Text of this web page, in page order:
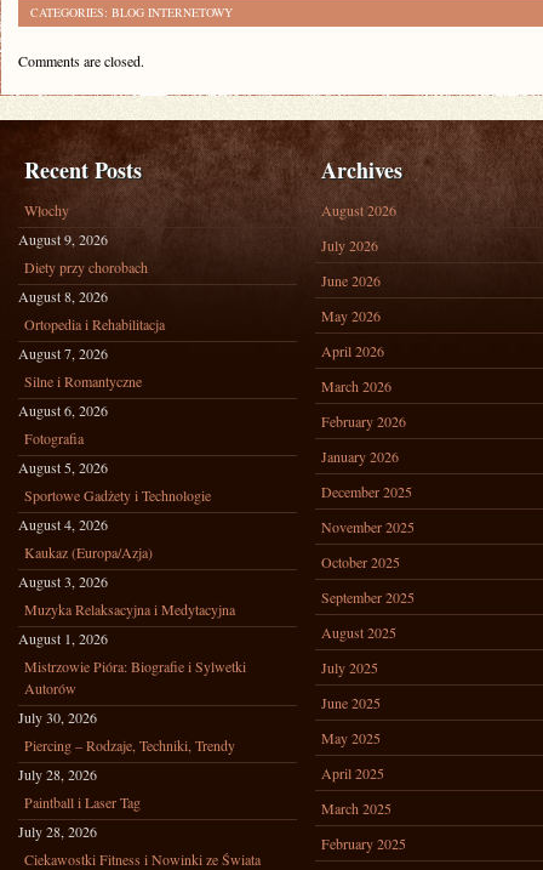
CATEGORIES: BLOG INTERNETOWY
Comments are closed.
Recent Posts
Włochy
August 9, 2026
Diety przy chorobach
August 8, 2026
Ortopedia i Rehabilitacja
August 7, 2026
Silne i Romantyczne
August 6, 2026
Fotografia
August 5, 2026
Sportowe Gadżety i Technologie
August 4, 2026
Kaukaz (Europa/Azja)
August 3, 2026
Muzyka Relaksacyjna i Medytacyjna
August 1, 2026
Mistrzowie Pióra: Biografie i Sylwetki
Autorów
July 30, 2026
Piercing – Rodzaje, Techniki, Trendy
July 28, 2026
Paintball i Laser Tag
July 28, 2026
Ciekawostki Fitness i Nowinki ze Świata
Archives
August 2026
July 2026
June 2026
May 2026
April 2026
March 2026
February 2026
January 2026
December 2025
November 2025
October 2025
September 2025
August 2025
July 2025
June 2025
May 2025
April 2025
March 2025
February 2025